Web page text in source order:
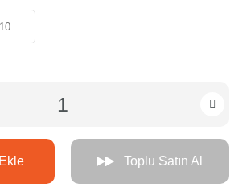
10
Toplu Satın Al